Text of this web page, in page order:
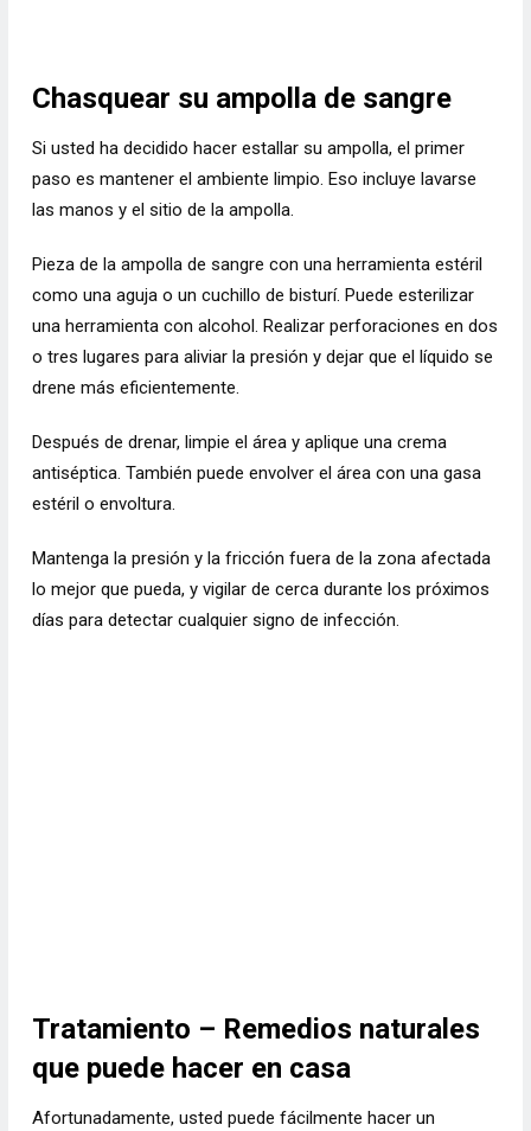
Chasquear su ampolla de sangre
Si usted ha decidido hacer estallar su ampolla, el primer
paso es mantener el ambiente limpio. Eso incluye lavarse
las manos y el sitio de la ampolla.
Pieza de la ampolla de sangre con una herramienta estéril
como una aguja o un cuchillo de bisturí. Puede esterilizar
una herramienta con alcohol. Realizar perforaciones en dos
o tres lugares para aliviar la presión y dejar que el líquido se
drene más eficientemente.
Después de drenar, limpie el área y aplique una crema
antiséptica. También puede envolver el área con una gasa
estéril o envoltura.
Mantenga la presión y la fricción fuera de la zona afectada
lo mejor que pueda, y vigilar de cerca durante los próximos
días para detectar cualquier signo de infección.
Tratamiento – Remedios naturales
que puede hacer en casa
Afortunadamente, usted puede fácilmente hacer un